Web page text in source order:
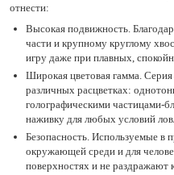
отнести:
Высокая подвижность.
части и крупному круглому
игру даже при плавных,
Широкая цветовая гамма.
различных расцветках:
голографическими частицами-
наживку для любых условий
Безопасность. Используемые в
окружающей среди и для
поверхностях и не раздражают